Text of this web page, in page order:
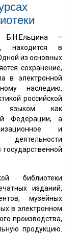
Б.Н.Ельцина –
находится в
из основных
сохранение,
в электронной
наследию,
российской
языком как
Федерации, а
и
деятельности
библиотеки
изданий,
музейных
в электронном
производства,
продукцию.